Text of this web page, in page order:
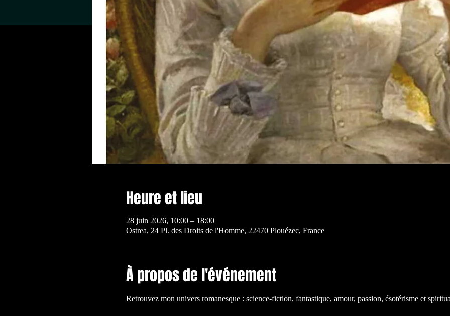
Heure et lieu
28 juin 2026, 10:00 – 18:00
Ostrea, 24 Pl. des Droits de l'Homme, 22470 Plouézec, France
À propos de l'événement
Retrouvez mon univers romanesque : science-fiction, fantastique, amour, passion, ésotérisme et